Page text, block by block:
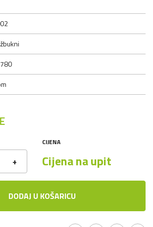
+
CIJENA
Cijena na upit
DODAJ U KOŠARICU